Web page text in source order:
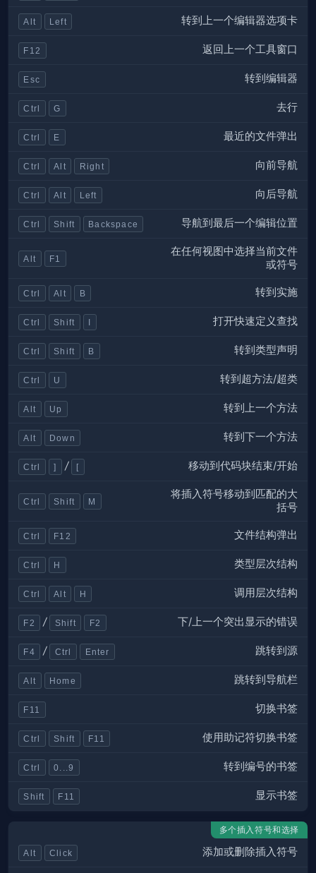
Alt Left 转到上一个编辑器选项卡
F12 返回上一个工具窗口
Esc 转到编辑器
Ctrl G 去行
Ctrl E 最近的文件弹出
Ctrl Alt Right 向前导航
Ctrl Alt Left 向后导航
Ctrl Shift Backspace 导航到最后一个编辑位置
Alt F1
在任何视图中选择当前文件
或符号
Ctrl Alt B 转到实施
Ctrl Shift I 打开快速定义查找
Ctrl Shift B 转到类型声明
Ctrl U 转到超方法/超类
Alt Up 转到上一个方法
Alt Down 转到下一个方法
Ctrl ] / [ 移动到代码块结束/开始
Ctrl Shift M
将插入符号移动到匹配的大
括号
Ctrl F12 文件结构弹出
Ctrl H 类型层次结构
Ctrl Alt H 调用层次结构
F2 / Shift F2 下/上一个突出显示的错误
F4 / Ctrl Enter 跳转到源
Alt Home 跳转到导航栏
F11 切换书签
Ctrl Shift F11 使用助记符切换书签
Ctrl 0...9 转到编号的书签
Shift F11 显示书签
多个插入符号和选择
Alt Click 添加或删除插入符号